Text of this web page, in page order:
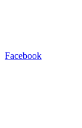
Facebook